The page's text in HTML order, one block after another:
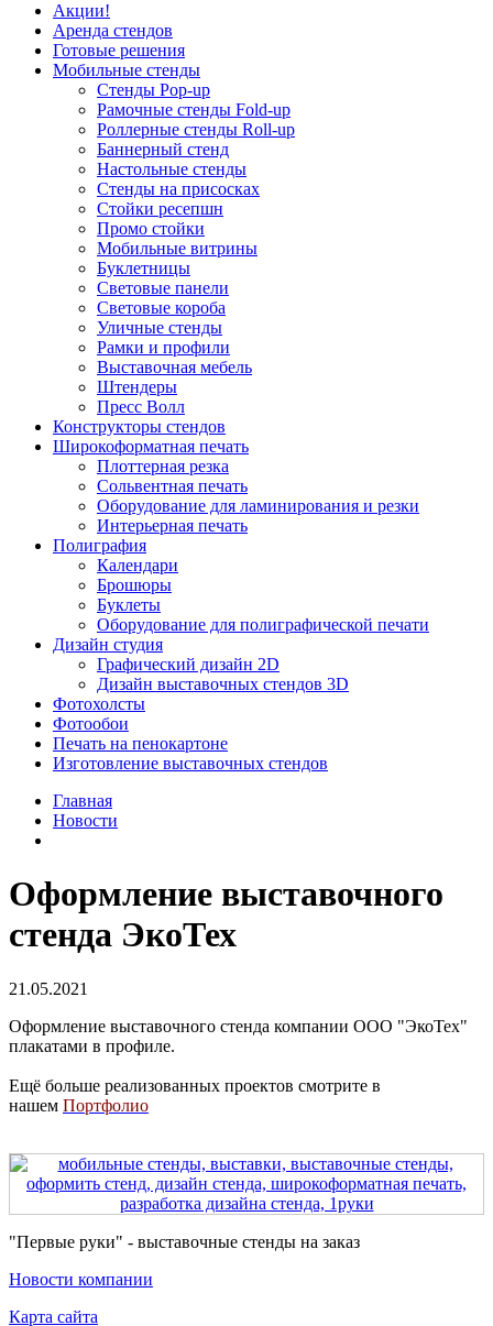
Акции!
Аренда стендов
Готовые решения
Мобильные стенды
Стенды Pop-up
Рамочные стенды Fold-up
Роллерные стенды Roll-up
Баннерный стенд
Настольные стенды
Стенды на присосках
Стойки ресепшн
Промо стойки
Мобильные витрины
Буклетницы
Световые панели
Световые короба
Уличные стенды
Рамки и профили
Выставочная мебель
Штендеры
Пресс Волл
Конструкторы стендов
Широкоформатная печать
Плоттерная резка
Сольвентная печать
Оборудование для ламинирования и резки
Интерьерная печать
Полиграфия
Календари
Брошюры
Буклеты
Оборудование для полиграфической печати
Дизайн студия
Графический дизайн 2D
Дизайн выставочных стендов 3D
Фотохолсты
Фотообои
Печать на пенокартоне
Изготовление выставочных стендов
Главная
Новости
Оформление выставочного
стенда ЭкоТех
21.05.2021
Оформление выставочного стенда компании ООО "ЭкоТех"
плакатами в профиле.
Ещё больше реализованных проектов смотрите в
нашем Портфолио
"Первые руки" - выставочные стенды на заказ
Новости компании
Карта сайта